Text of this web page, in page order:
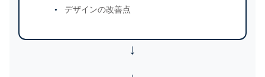
デザインの改善点
↓